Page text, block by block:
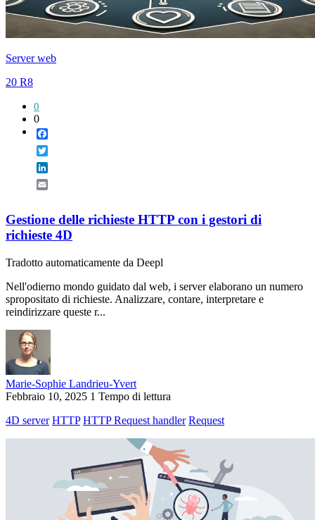
Server web
20 R8
0
0
Gestione delle richieste HTTP con i gestori di
richieste 4D
Tradotto automaticamente da Deepl
Nell'odierno mondo guidato dal web, i server elaborano un numero
spropositato di richieste. Analizzare, contare, interpretare e
reindirizzare queste r...
Marie-Sophie Landrieu-Yvert
Febbraio 10, 2025 1 Tempo di lettura
4D server HTTP HTTP Request handler Request